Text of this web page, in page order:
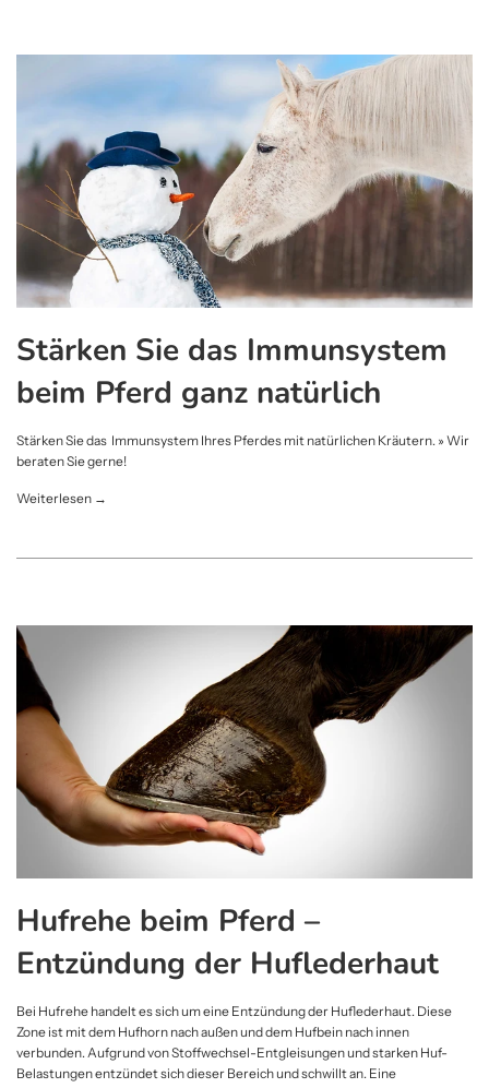
Stärken Sie das Immunsystem
beim Pferd ganz natürlich
Stärken Sie das Immunsystem Ihres Pferdes mit natürlichen Kräutern. » Wir
beraten Sie gerne!
Weiterlesen →
Hufrehe beim Pferd –
Entzündung der Huflederhaut
Bei Hufrehe handelt es sich um eine Entzündung der Huflederhaut. Diese
Zone ist mit dem Hufhorn nach außen und dem Hufbein nach innen
verbunden. Aufgrund von Stoffwechsel-Entgleisungen und starken Huf-
Belastungen entzündet sich dieser Bereich und schwillt an. Eine